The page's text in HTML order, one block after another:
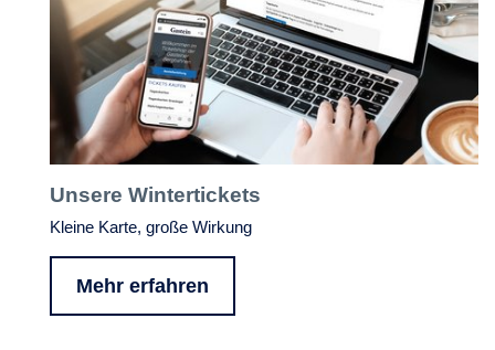
Unsere Wintertickets
Kleine Karte, große Wirkung
Mehr erfahren